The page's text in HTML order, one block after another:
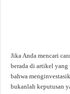
Jika Anda mencari
berada di artikel yang
bahwa
bukanlah keputusan